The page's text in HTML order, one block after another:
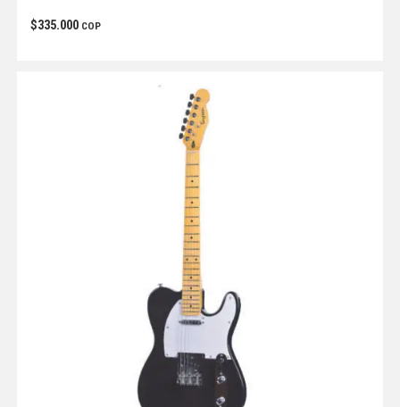
$335.000 COP